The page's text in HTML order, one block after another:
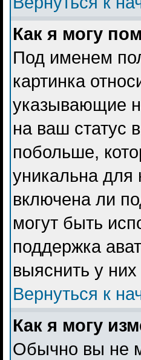
Как я могу
Под именем
картинка
указывающие
на ваш статус
побольше,
уникальна для
включена ли
могут быть
поддержка
выяснить у
Вернуться к
Как я могу
Обычно вы не